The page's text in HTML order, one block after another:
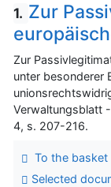
1. Zur
Zur
unter besonderer
Verwaltungsblatt
4, s. 207-216.
To the basket
Selected